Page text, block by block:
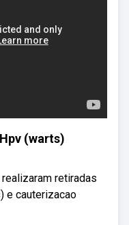
(warts)
retiradas
e cauterizacao